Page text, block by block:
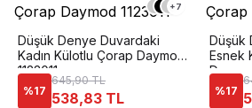
+7
Düşük Denye Duvardaki
Kadın Külotlu Çorap Daymod
1123011
%17
645,90 TL
538,83 TL
Düşük
Esnek
%17